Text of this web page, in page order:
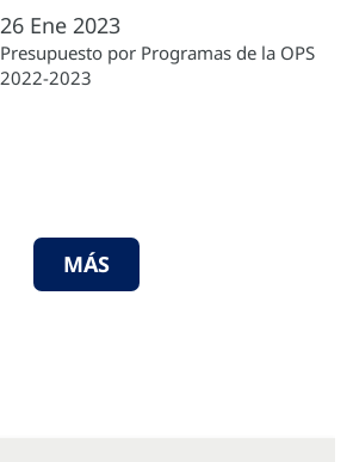
26 Ene 2023
Presupuesto por Programas de la OPS
2022-2023
MÁS